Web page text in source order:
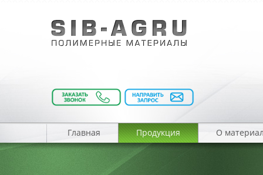
Главная Продукция О